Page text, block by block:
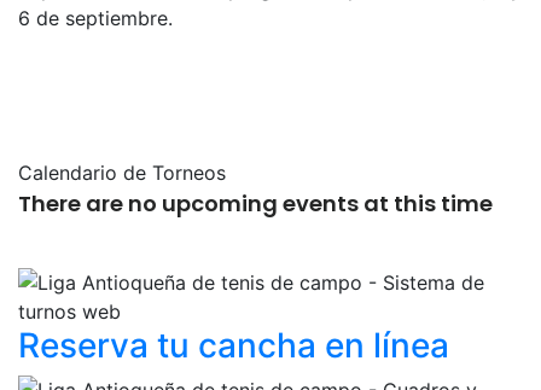
6 de septiembre.
Calendario de Torneos
There are no upcoming events at this time
Reserva tu cancha en línea